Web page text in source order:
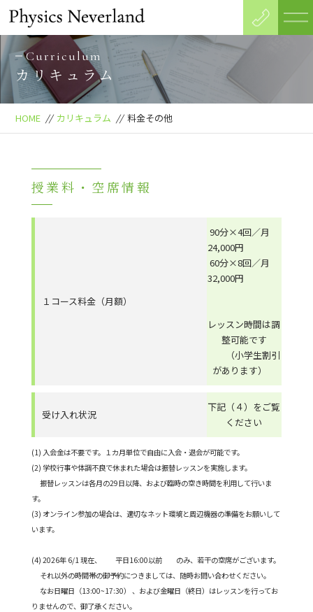
Curriculum
カリキュラム
HOME // カリキュラム // 料金その他
授業料・空席情報
１コース料金（月額）
90分×4回／月
24,000円
60分×8回／月
32,000円
レッスン時間は調
整可能です
（小学生割引
があります）
受け入れ状況
下記（４）をご覧
ください
(1) 入会金は不要です。１カ月単位で自由に入会・退会が可能です。
(2) 学校行事や体調不良で休まれた場合は振替レッスンを実施します。
振替レッスンは各月の29日以降、および臨時の空き時間を利用して行いま
す。
(3) オンライン参加の場合は、適切なネット環境と周辺機器の準備をお願いして
います。
(4) 2026年 6/1 現在、 平日16:00以前 のみ、若干の空席がございます。
それ以外の時間帯の御予約につきましては、随時お問い合わせください。
なお日曜日（13:00~17:30） 、および金曜日（終日）はレッスンを行ってお
りませんので、御了承ください。